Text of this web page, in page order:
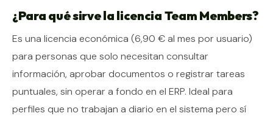
¿Para qué sirve la licencia Team Members?
Es una licencia económica (6,90 € al mes por usuario)
para personas que solo necesitan consultar
información, aprobar documentos o registrar tareas
puntuales, sin operar a fondo en el ERP. Ideal para
perfiles que no trabajan a diario en el sistema pero sí